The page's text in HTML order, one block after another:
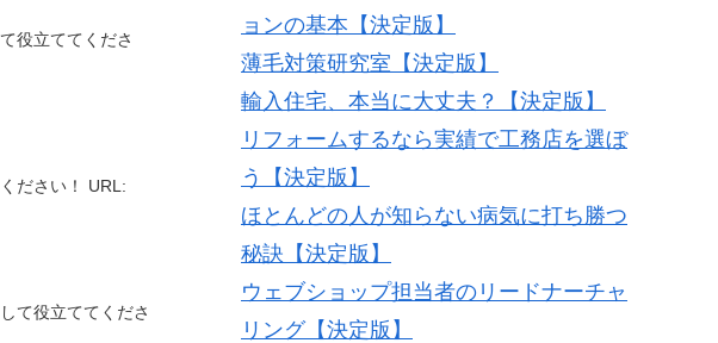
役立ててくださ
ください！ URL:
て役立ててくださ
ョンの基本【決定版】
薄毛対策研究室【決定版】
輸入住宅、本当に大丈夫？【決定版】
リフォームするなら実績で工務店を選ぼ
う【決定版】
ほとんどの人が知らない病気に打ち勝つ
秘訣【決定版】
ウェブショップ担当者のリードナーチャ
リング【決定版】